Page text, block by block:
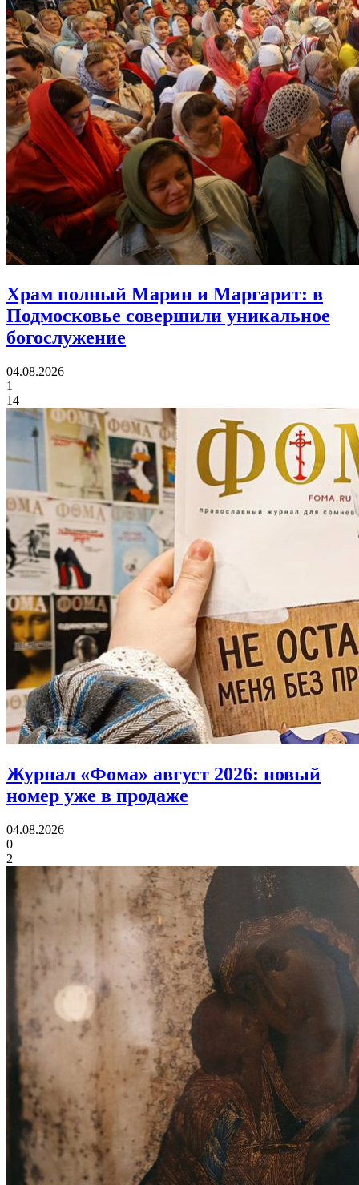
Храм полный Марин и Маргарит: в
Подмосковье совершили уникальное
богослужение
04.08.2026
1
14
Журнал «Фома» август 2026: новый
номер уже в продаже
04.08.2026
0
2